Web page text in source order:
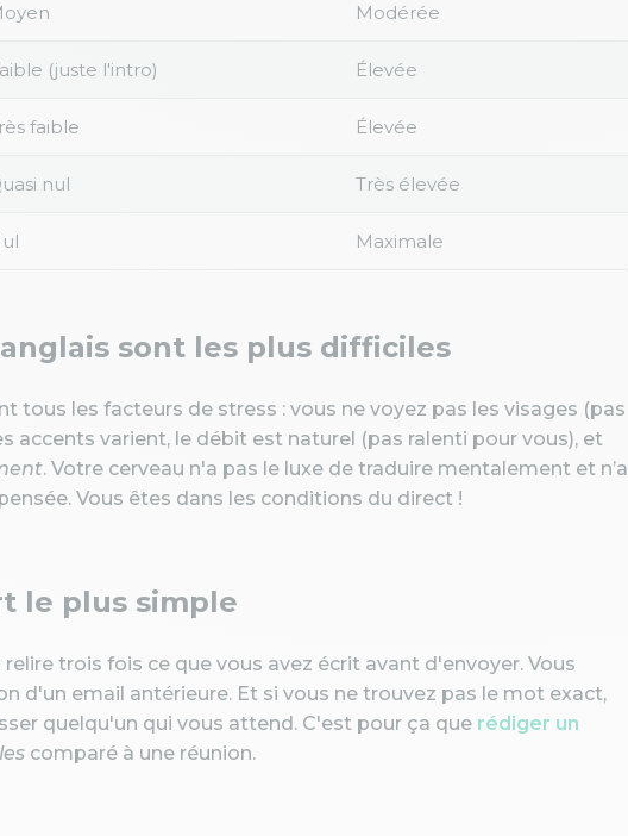
Modérée
(juste l'intro) Élevée
faible Élevée
nul Très élevée
Maximale
sont les plus difficiles
tous les facteurs de stress : vous ne voyez pas les visages (pas
accents varient, le débit est naturel (pas ralenti pour vous), et
. Votre cerveau n'a pas le luxe de traduire mentalement et n’a
Vous êtes dans les conditions du direct !
le plus simple
trois fois ce que vous avez écrit avant d'envoyer. Vous
d'un email antérieure. Et si vous ne trouvez pas le mot exact,
quelqu'un qui vous attend. C'est pour ça que rédiger un
comparé à une réunion.